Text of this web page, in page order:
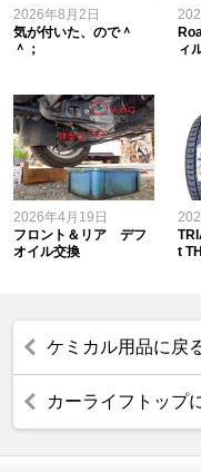
2026年8月2日
気が付いた、ので＾
＾；
ィ
2026年4月19日
フロント＆リア デフ
オイル交換
t
ケミカル用品に戻
カーライフトップ